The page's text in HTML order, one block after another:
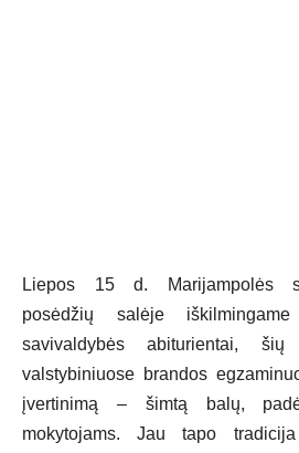
Liepos 15 d. Marijampolės
posėdžių salėje
savivaldybės abiturientai, šių
valstybiniuose brandos
įvertinimą – šimtą balų,
mokytojams. Jau tapo